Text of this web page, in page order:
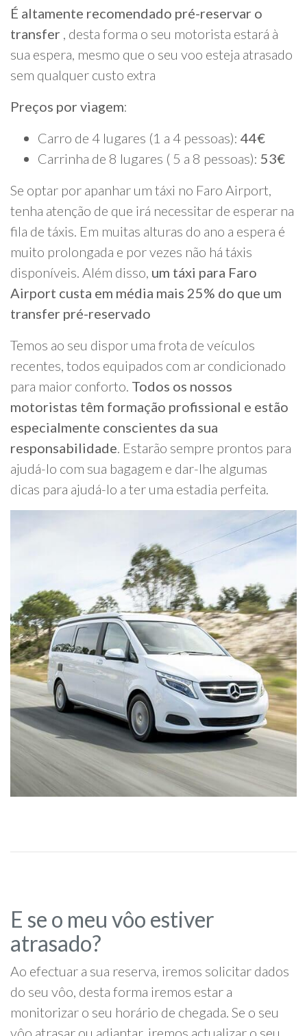
É altamente recomendado pré-reservar o
transfer , desta forma o seu motorista estará à
sua espera, mesmo que o seu voo esteja atrasado
sem qualquer custo extra
Preços por viagem:
Carro de 4 lugares (1 a 4 pessoas): 44€
Carrinha de 8 lugares ( 5 a 8 pessoas): 53€
Se optar por apanhar um táxi no Faro Airport,
tenha atenção de que irá necessitar de esperar na
fila de táxis. Em muitas alturas do ano a espera é
muito prolongada e por vezes não há táxis
disponíveis. Além disso, um táxi para Faro
Airport custa em média mais 25% do que um
transfer pré-reservado
Temos ao seu dispor uma frota de veículos
recentes, todos equipados com ar condicionado
para maior conforto. Todos os nossos
motoristas têm formação profissional e estão
especialmente conscientes da sua
responsabilidade. Estarão sempre prontos para
ajudá-lo com sua bagagem e dar-lhe algumas
dicas para ajudá-lo a ter uma estadia perfeita.
E se o meu vôo estiver
atrasado?
Ao efectuar a sua reserva, iremos solicitar dados
do seu vôo, desta forma iremos estar a
monitorizar o seu horário de chegada. Se o seu